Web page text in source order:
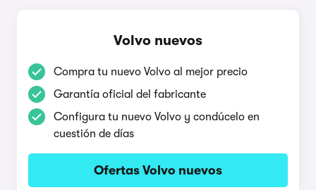
Volvo nuevos
Compra tu nuevo Volvo al mejor precio
Garantía oficial del fabricante
Configura tu nuevo Volvo y condúcelo en
cuestión de días
Ofertas Volvo nuevos